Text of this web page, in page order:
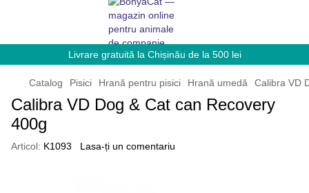
Livrare gratuită la Chișinău de la 500 lei
Catalog Pisici Hrană pentru pisici Hrană umedă Calibra VD
Calibra VD Dog & Cat can Recovery
400g
Articol: K1093 Lasa-ți un comentariu